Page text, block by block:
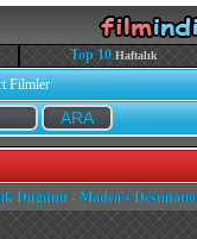
Top 10 Haftalık
Filmler
Düğünü - Madea's